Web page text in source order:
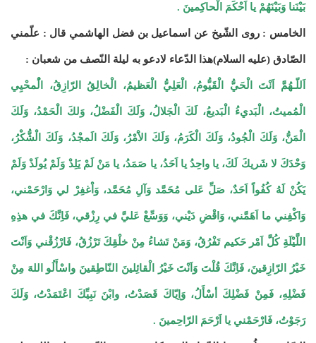
بَيْنَنا وَبَيْنَهُمْ يا اَحْكَمَ الْحاكِمينَ .
الخامس : روى الشّيخ عن اسماعيل بن فضل الهاشمي قال : علّمني
الصّادق (عليه السلام)هذا الدّعاء لادعو به ليلة النّصف من شعبان :
اَللّـهُمَّ اَنْتَ الْحَيُّ الْقَيُّومُ، الْعَلِيُّ الْعَظيمُ، الْخالِقُ الرّازِقُ، الُْمحْيِي
الْمُميتُ، الْبَديءُ الْبَديعُ، لَكَ الْجَلالُ، وَلَكَ الْفَضْلُ، وَلكَ الْحَمْدُ، وَلَكَ
الْمَنُّ، وَلَكَ الْجُودُ، وَلَكَ الْكَرَمُ، وَلَكَ الاَْمْرُ، وَلَكَ الَمجْدُ، وَلَكَ الْشُّكْرُ،
وَحْدَكَ لا شَريكَ لَكَ، يا واحِدُ يا اَحَدُ، يا صَمَدُ، يا مَنْ لَمْ يَلِدْ وَلَمْ يُولَدْ وَلَمْ
يَكُنْ لَهُ كُفُواً اَحَدٌ، صَلِّ عَلى مُحَمَّد وَآلِ مُحَمَّد، وَاْغفِرْ لي وَارْحَمْني،
وَاكْفِني ما اَهَمَّني، وَاقْضِ دَيْني، وَوَسِّعْ عَليَّ في رِزْقي، فَاِنَّكَ في هذِهِ
اللَّيْلَةِ كُلَّ اَمْر حَكيم تَفْرُقُ، وَمَنْ تَشاءُ مِنْ خلْقِكَ تَرْزُقُ، فَارْزُقْني وَاَنْتَ
خَيْرُ الرّازِقينَ، فَاِنَّكَ قُلْتَ وَاَنْتَ خَيْرُ الْقائِلينَ النّاطِقينَ واسْأَلُو اللهَ مِنْ
فَضْلِهِ، فَمِنْ فَضْلِكَ أسْأَلُ، وَاِيّاكَ قَصَدْتُ، وابْنَ نَبِيِّكَ اعْتَمَدْتُ، وَلَكَ
رَجَوْتُ، فَارْحَمْني يا اَرْحَمَ الرّاحِمينَ .